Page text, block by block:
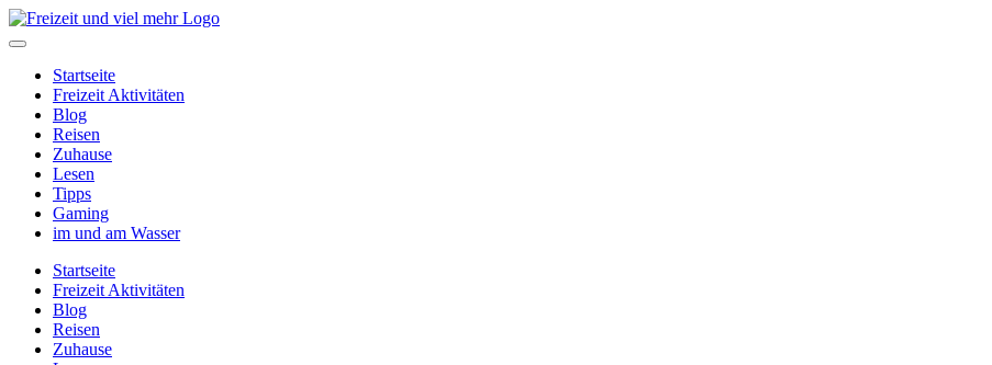
Skip
to
Startseite
Freizeit Aktivitäten
Blog
Reisen
Zuhause
Lesen
Tipps
Gaming
im und am Wasser
Startseite
Freizeit Aktivitäten
Blog
Reisen
Zuhause